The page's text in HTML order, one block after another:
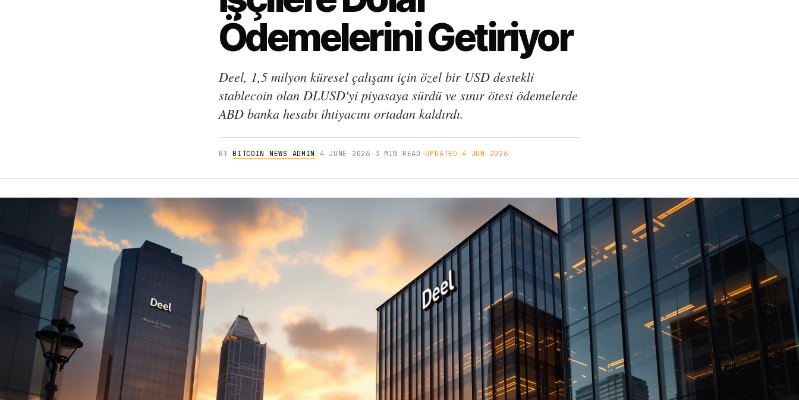
Ödemelerini Getiriyor
Deel, 1,5 milyon küresel çalışanı için özel bir USD destekli
stablecoin olan DLUSD'yi piyasaya sürdü ve sınır ötesi ödemelerde
ABD banka hesabı ihtiyacını ortadan kaldırdı.
BYBITCOIN NEWS ADMIN · 4 JUNE 2026 · 3 MIN READ ·UPDATED 4 JUN 2026